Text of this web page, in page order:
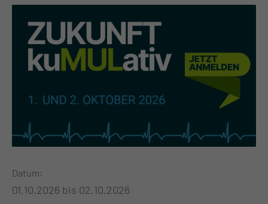
Datum
01.10.2026 bis 02.10.2026